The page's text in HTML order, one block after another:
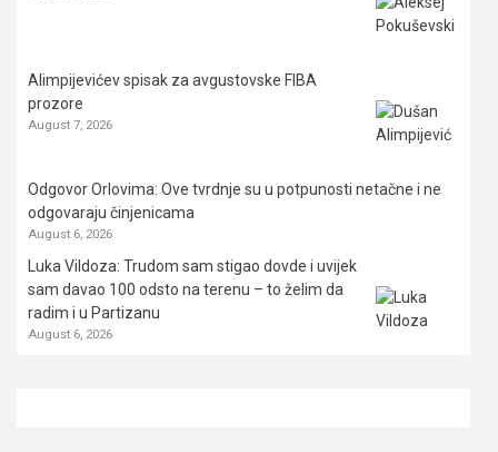
Alimpijevićev spisak za avgustovske FIBA
prozore
August 7, 2026
Odgovor Orlovima: ​Ove tvrdnje su u potpunosti netačne i ne
odgovaraju činjenicama
August 6, 2026
Luka Vildoza: Trudom sam stigao dovde i uvijek
sam davao 100 odsto na terenu – to želim da
radim i u Partizanu
August 6, 2026